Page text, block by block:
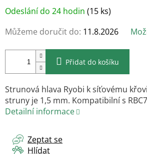
Měrná
cena:
Odeslání do 24 hodin (15 ks)
Můžeme doručit do: 11.8.2026
Přidat do košíku
Strunová hlava Ryobi k síťovému
struny je 1,5 mm. Kompatibilní s
Detailní informace
Zeptat se
Hlídat